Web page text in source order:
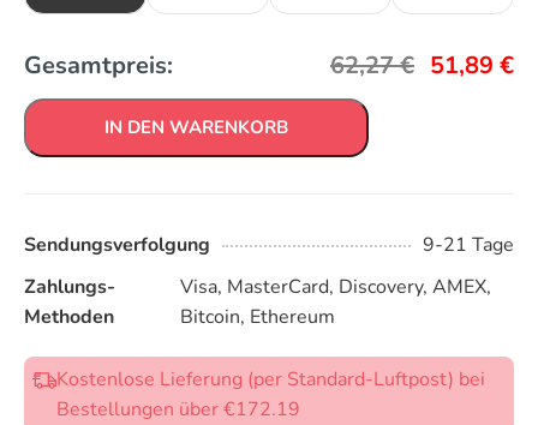
Gesamtpreis: 62,27€ 51,89 €
IN DEN WARENKORB
Sendungsverfolgung
9-21 Tage
Zahlungs-
Methoden
Visa, MasterCard, Discovery, AMEX,
Bitcoin, Ethereum
Kostenlose Lieferung (per Standard-Luftpost) bei
Bestellungen über €172.19